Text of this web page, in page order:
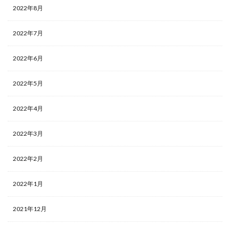
2022年8月
2022年7月
2022年6月
2022年5月
2022年4月
2022年3月
2022年2月
2022年1月
2021年12月